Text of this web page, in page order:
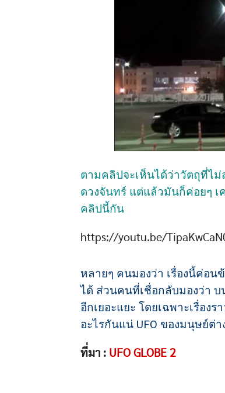
ตามคลิปจะเห็นได้ว่าวัตถุที่ไม่
ดวงจันทร์ แต่แล้วมันก็ค่อยๆ เ
คลิปนี้กัน
https://youtu.be/
หลายๆ คนมองว่า เรื่องนี้ค่อน
ได้ ส่วนคนที่เชื่อกลับมองว่า บ
อีกเยอะแยะ โดยเฉพาะเรื่อ
อะไรกันแน่ UFO ของมนุษย์ต่
ที่มา : UFO GLOBE 2